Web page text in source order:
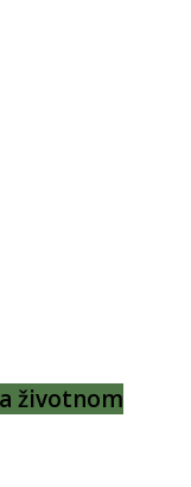
životnom